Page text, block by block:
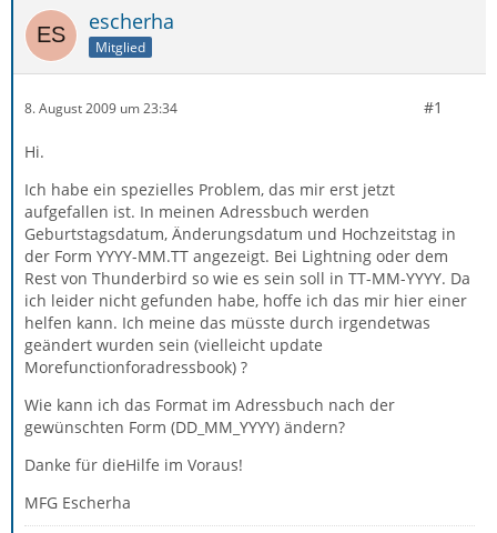
escherha
Mitglied
8. August 2009 um 23:34 #1
Hi.
Ich habe ein spezielles Problem, das mir erst jetzt
aufgefallen ist. In meinen Adressbuch werden
Geburtstagsdatum, Änderungsdatum und Hochzeitstag in
der Form YYYY-MM.TT angezeigt. Bei Lightning oder dem
Rest von Thunderbird so wie es sein soll in TT-MM-YYYY. Da
ich leider nicht gefunden habe, hoffe ich das mir hier einer
helfen kann. Ich meine das müsste durch irgendetwas
geändert wurden sein (vielleicht update
Morefunctionforadressbook) ?
Wie kann ich das Format im Adressbuch nach der
gewünschten Form (DD_MM_YYYY) ändern?
Danke für dieHilfe im Voraus!
MFG Escherha